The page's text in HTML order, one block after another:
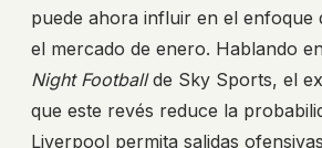
puede ahora influir en el enfoque
el mercado de enero. Hablando
Night Footballde Sky Sports, el
que este revés reduce la
Liverpool permita salidas